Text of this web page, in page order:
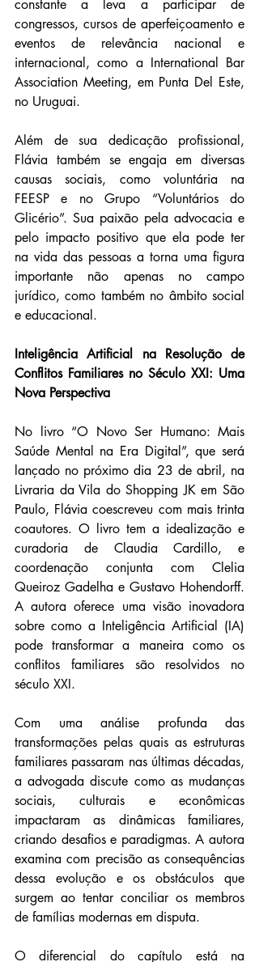
constante a leva a participar de
congressos, cursos de aperfeiçoamento e
eventos de relevância nacional e
internacional, como a International Bar
Association Meeting, em Punta Del Este,
no Uruguai.
Além de sua dedicação profissional,
Flávia também se engaja em diversas
causas sociais, como voluntária na
FEESP e no Grupo “Voluntários do
Glicério”. Sua paixão pela advocacia e
pelo impacto positivo que ela pode ter
na vida das pessoas a torna uma figura
importante não apenas no campo
jurídico, como também no âmbito social
e educacional.
Inteligência Artificial na Resolução de
Conflitos Familiares no Século XXI: Uma
Nova Perspectiva
No livro “O Novo Ser Humano: Mais
Saúde Mental na Era Digital”, que será
lançado no próximo dia 23 de abril, na
Livraria da Vila do Shopping JK em São
Paulo, Flávia coescreveu com mais trinta
coautores. O livro tem a idealização e
curadoria de Claudia Cardillo, e
coordenação conjunta com Clelia
Queiroz Gadelha e Gustavo Hohendorff.
A autora oferece uma visão inovadora
sobre como a Inteligência Artificial (IA)
pode transformar a maneira como os
conflitos familiares são resolvidos no
século XXI.
Com uma análise profunda das
transformações pelas quais as estruturas
familiares passaram nas últimas décadas,
a advogada discute como as mudanças
sociais, culturais e econômicas
impactaram as dinâmicas familiares,
criando desafios e paradigmas. A autora
examina com precisão as consequências
dessa evolução e os obstáculos que
surgem ao tentar conciliar os membros
de famílias modernas em disputa.
O diferencial do capítulo está na